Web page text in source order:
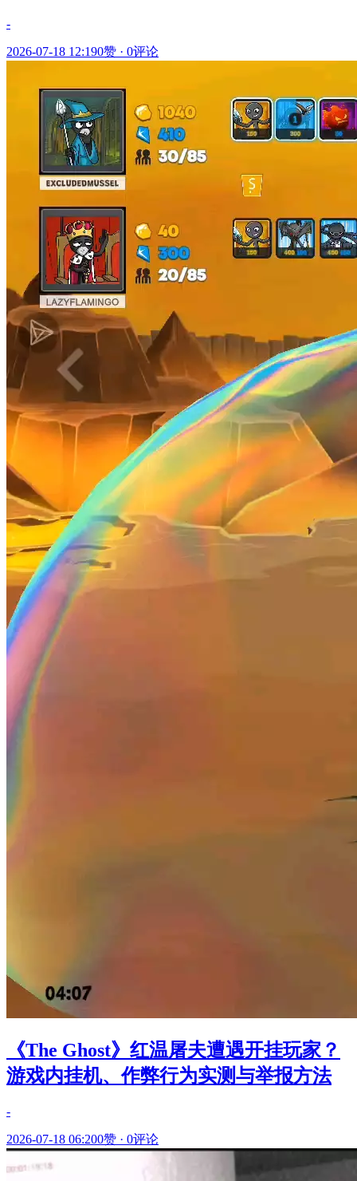
-
2026-07-18 12:190赞 · 0评论
《The Ghost》红温屠夫遭遇开挂玩家？
游戏内挂机、作弊行为实测与举报方法
-
2026-07-18 06:200赞 · 0评论